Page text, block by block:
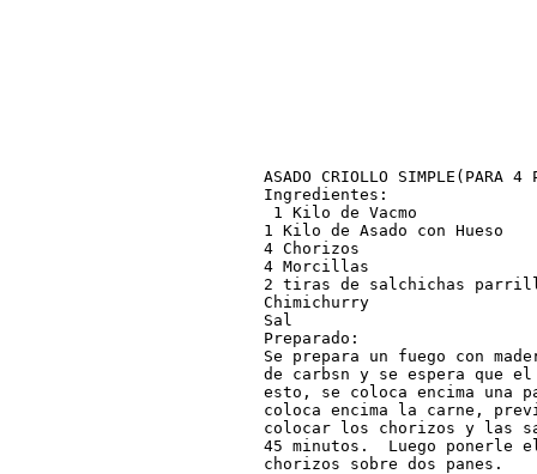
ASADO CRIOLLO SIMPLE(PARA 4
Ingredientes:
1 Kilo de Vacmo
1 Kilo de Asado con Hueso
4 Chorizos
4 Morcillas
2 tiras de salchichas
Chimichurry
Sal
Preparado:
Se prepara un fuego con
de carbsn y se espera que
esto, se coloca encima
coloca encima la carne,
colocar los chorizos y las
45 minutos.  Luego ponerle
chorizos sobre dos panes.